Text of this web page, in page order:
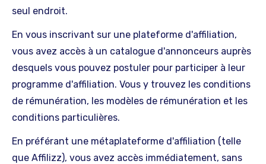
seul endroit.
En vous inscrivant sur une plateforme d'affiliation,
vous avez accès à un catalogue d'annonceurs auprès
desquels vous pouvez postuler pour participer à leur
programme d'affiliation. Vous y trouvez les conditions
de rémunération, les modèles de rémunération et les
conditions particulières.
En préférant une métaplateforme d'affiliation (telle
que Affilizz), vous avez accès immédiatement, sans